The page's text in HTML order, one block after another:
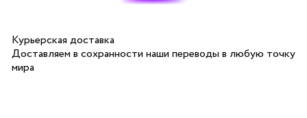
Курьерская доставка
Доставляем в сохранности наши переводы в любую точку
мира